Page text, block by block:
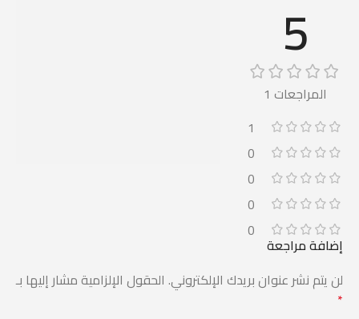
5
المراجعات 1
1
0
0
0
0
إضافة مراجعة
لن يتم نشر عنوان بريدك الإلكتروني. الحقول الإلزامية مشار إليها بـ
*